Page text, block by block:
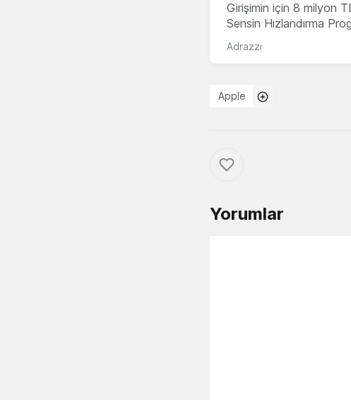
Girişimin için 8 milyon
Sensin Hızlandırma
Adrazzi
Apple
Yorumlar